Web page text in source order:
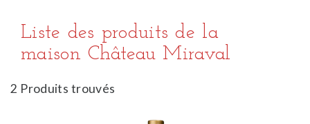
Liste des produits de la
maison Château Miraval
2 Produits trouvés